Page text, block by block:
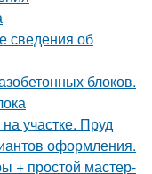
сведения об
блоков.
участке. Пруд
оформления.
+ простой мастер-